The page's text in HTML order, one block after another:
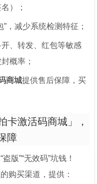
）；
”，减少系统检测特征；
、转发、红包等敏感
概率；
商城提供售后保障，买
卡激活码商城」，
障
版”“无效码”坑钱！
购买渠道，提供：